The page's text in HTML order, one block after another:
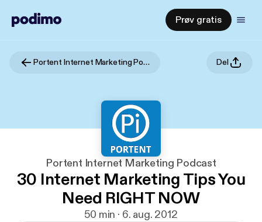
Prøv gratis
Portent Internet Marketing Podcast Del
Portent Internet Marketing Podcast
30 Internet Marketing Tips You
Need RIGHT NOW
50 min · 6. aug. 2012